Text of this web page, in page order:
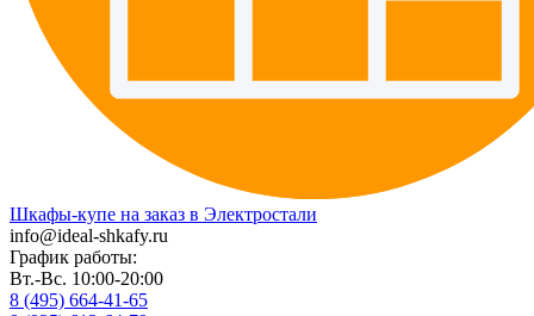
Шкафы-купе на заказ в Электростали
info@ideal-shkafy.ru
График работы:
Вт.-Вс. 10:00-20:00
8 (495) 664-41-65